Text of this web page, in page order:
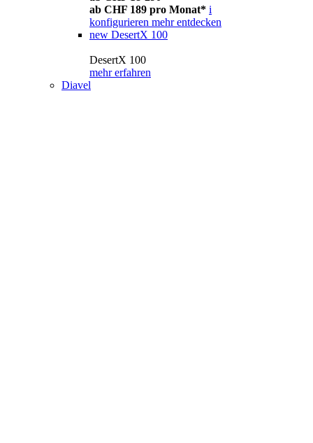
ab CHF 189 pro Monat* i
konfigurieren mehr entdecken
new DesertX 100
DesertX 100
mehr erfahren
Diavel